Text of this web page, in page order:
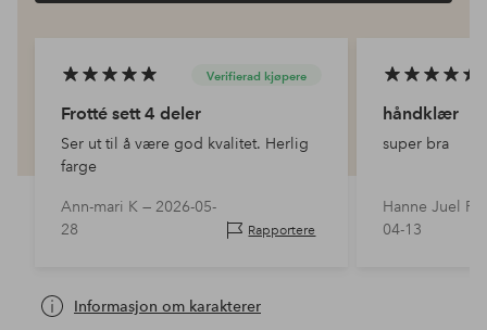
Verifierad kjøpere
Frotté sett 4 deler
Ser ut til å være god kvalitet. Herlig
farge
Ann-mari K — 2026-05-
28
Rapportere
håndklær
super bra
Hanne Juel R
04-13
Informasjon om karakterer